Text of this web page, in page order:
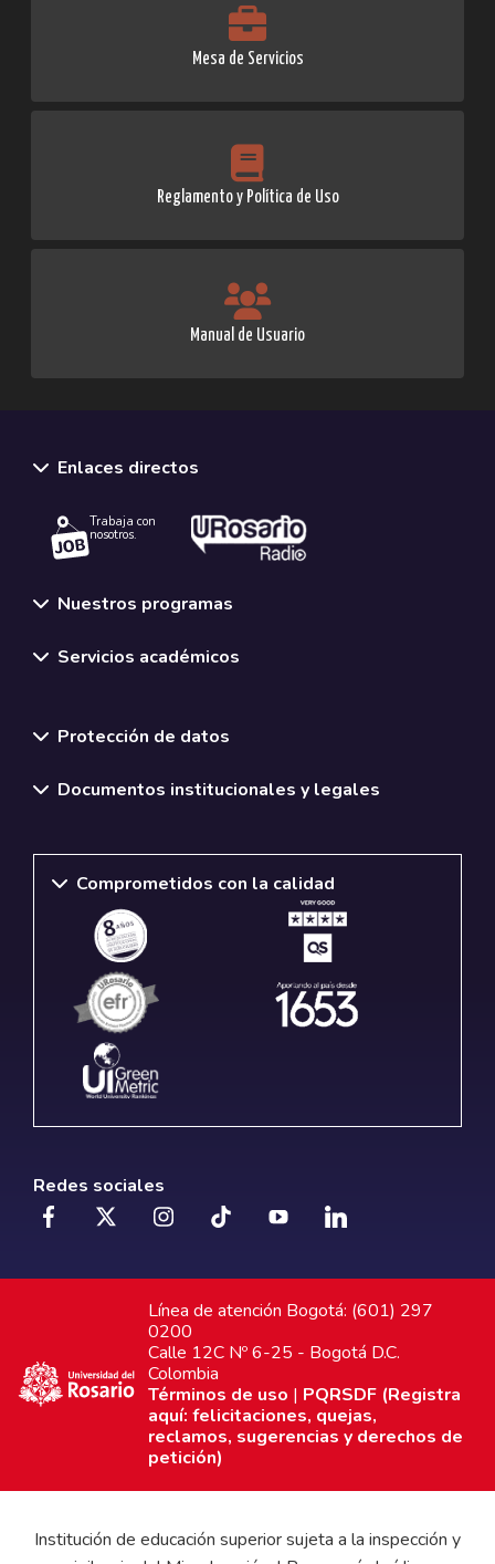
Mesa de Servicios
Reglamento y Política de Uso
Manual de Usuario
Enlaces directos
Trabaja con
nosotros.
Nuestros programas
Servicios académicos
Protección de datos
Documentos institucionales y legales
Comprometidos con la calidad
Redes sociales
Línea de atención Bogotá: (601) 297
0200
Calle 12C Nº 6-25 - Bogotá D.C.
Colombia
Términos de uso | PQRSDF (Registra
aquí: felicitaciones, quejas,
reclamos, sugerencias y derechos de
petición)
Institución de educación superior sujeta a la inspección y